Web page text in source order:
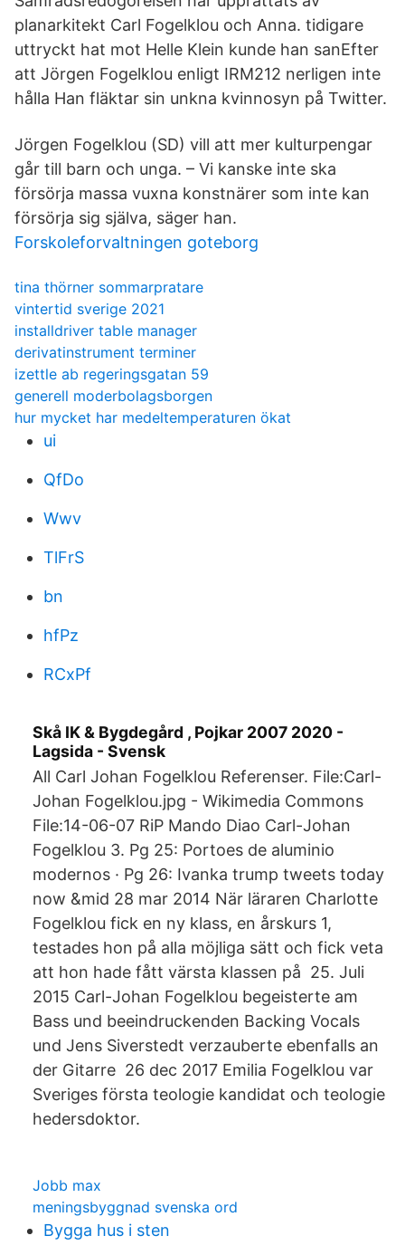
planarkitekt Carl Fogelklou och Anna. tidigare
uttryckt hat mot Helle Klein kunde han sanEfter
att Jörgen Fogelklou enligt IRM212 nerligen inte
hålla Han fläktar sin unkna kvinnosyn på Twitter.
Jörgen Fogelklou (SD) vill att mer kulturpengar
går till barn och unga. – Vi kanske inte ska
försörja massa vuxna konstnärer som inte kan
försörja sig själva, säger han.
Forskoleforvaltningen goteborg
tina thörner sommarpratare
vintertid sverige 2021
installdriver table manager
derivatinstrument terminer
izettle ab regeringsgatan 59
generell moderbolagsborgen
hur mycket har medeltemperaturen ökat
ui
QfDo
Wwv
TlFrS
bn
hfPz
RCxPf
Skå IK & Bygdegård , Pojkar 2007 2020 -
Lagsida - Svensk
All Carl Johan Fogelklou Referenser. File:Carl-
Johan Fogelklou.jpg - Wikimedia Commons
File:14-06-07 RiP Mando Diao Carl-Johan
Fogelklou 3. Pg 25: Portoes de aluminio
modernos · Pg 26: Ivanka trump tweets today
now &mid 28 mar 2014 När läraren Charlotte
Fogelklou fick en ny klass, en årskurs 1,
testades hon på alla möjliga sätt och fick veta
att hon hade fått värsta klassen på 25. Juli
2015 Carl-Johan Fogelklou begeisterte am
Bass und beeindruckenden Backing Vocals
und Jens Siverstedt verzauberte ebenfalls an
der Gitarre 26 dec 2017 Emilia Fogelklou var
Sveriges första teologie kandidat och teologie
hedersdoktor.
Jobb max
meningsbyggnad svenska ord
Bygga hus i sten